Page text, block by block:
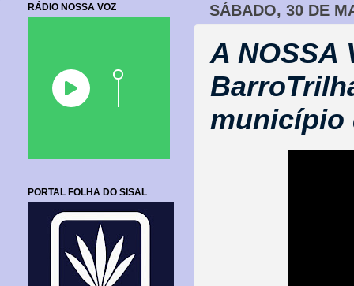
SÁBADO, 30 DE
A NOSSA
município
RÁDIO NOSSA VOZ
PORTAL FOLHA DO SISAL